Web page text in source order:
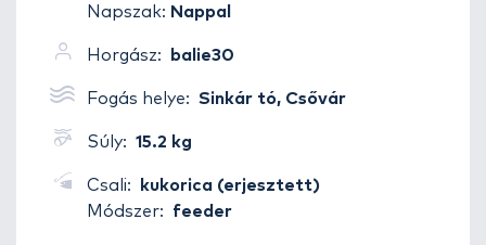
Napszak: Nappal
Horgász: balie30
Fogás helye: Sinkár tó, Csővár
Súly: 15.2 kg
Csali:
kukorica (erjesztett)
Módszer:
feeder